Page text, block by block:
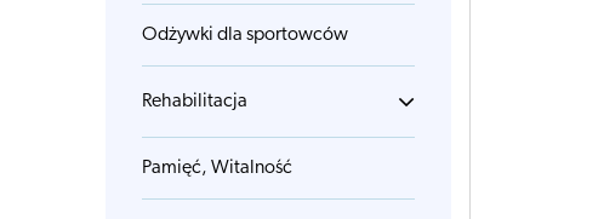
Odżywki dla sportowców
Rehabilitacja
Pamięć, Witalność